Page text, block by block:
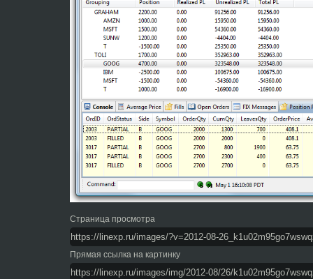
Страница просмотра
Прямая ссылка на картинку